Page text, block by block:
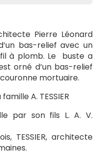
Pierre Léonard
bas-relief avec un
à plomb. Le buste a
orné d’un bas-relief
mortuaire.
A. TESSIER
par son fils L. A. V.
TESSIER, architecte